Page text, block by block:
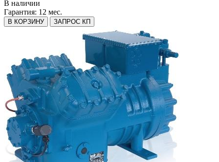
В наличии
Гарантия: 12 мес.
В КОРЗИНУ ЗАПРОС КП